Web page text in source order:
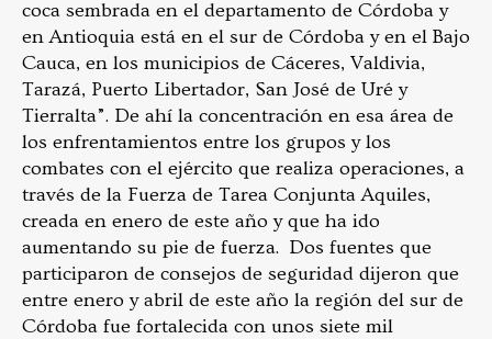
coca sembrada en el departamento de Córdoba y
en Antioquia está en el sur de Córdoba y en el Bajo
Cauca, en los municipios de Cáceres, Valdivia,
Tarazá, Puerto Libertador, San José de Uré y
Tierralta”. De ahí la concentración en esa área de
los enfrentamientos entre los grupos y los
combates con el ejército que realiza operaciones, a
través de la Fuerza de Tarea Conjunta Aquiles,
creada en enero de este año y que ha ido
aumentando su pie de fuerza. Dos fuentes que
participaron de consejos de seguridad dijeron que
entre enero y abril de este año la región del sur de
Córdoba fue fortalecida con unos siete mil